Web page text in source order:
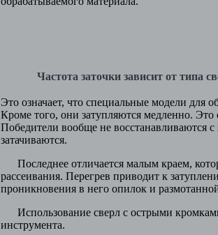
Частота заточки зависит от типа
Это означает, что специальные модели для
Кроме того, они затупляются медленно.
Победители вообще не восстанавливаются
затачиваются.
Последнее отличается малым краем,
рассеивания. Перегрев приводит к
проникновения в него опилок и
Использование сверл с острыми
инструмента.